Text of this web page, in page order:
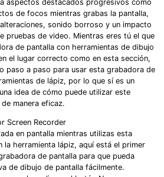
aspectos destacados progresivos como
de focos mientras grabas la pantalla,
sonido borroso y un impacto
pruebas de video. Mientras eres tú el que
de pantalla con herramientas de dibujo
el lugar correcto como en esta sección,
paso a paso para usar esta grabadora de
de lápiz, por lo que sí es un
idea de cómo puede utilizar este
manera eficaz.
Screen Recorder
en pantalla mientras utilizas esta
la herramienta lápiz, aquí está el primer
de pantalla para que pueda
de dibujo de pantalla fácilmente.